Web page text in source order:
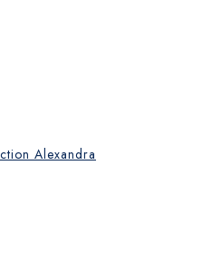
Alexandra